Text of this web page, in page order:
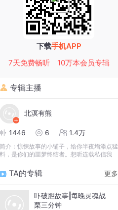
下载手机APP
7天免费畅听
10万本会员专辑
专辑主播
北溟有熊
1446 6 1.4万
简介： 惊悚故事的小铺子，给你半夜增添点猛
料，是你们的噩梦终结者。想听连载私信我
TA的专辑 更多
吓破胆故事‖每晚灵魂战
栗三分钟